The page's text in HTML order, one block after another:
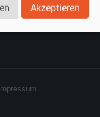
Akzeptieren